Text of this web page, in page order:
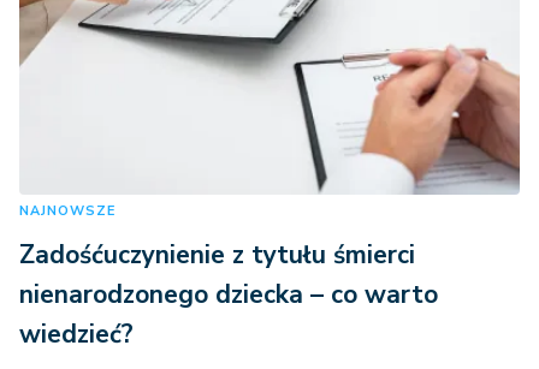
NAJNOWSZE
Zadośćuczynienie z tytułu śmierci
nienarodzonego dziecka – co warto
wiedzieć?